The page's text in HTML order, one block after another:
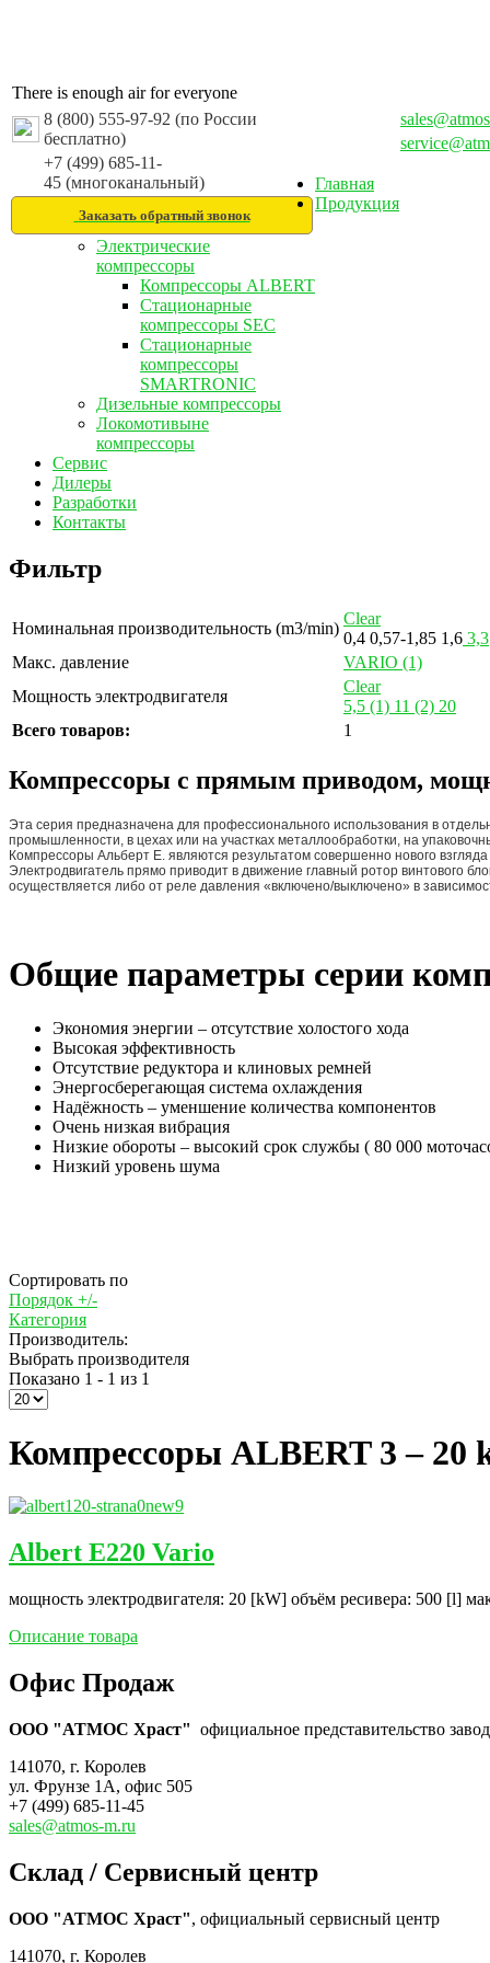
There is enough air for everyone
8 (800) 555-97-92 (по России
бесплатно)
+7 (499) 685-11-
45 (многоканальный)
Заказать обратный звонок
Главная
Продукция
Электрические
компрессоры
Компрессоры ALBERT
Стационарные
компрессоры SEC
Стационарные
компрессоры
SMARTRONIC
Дизельные компрессоры
Локомотивыне
компрессоры
Сервис
Дилеры
Разработки
Контакты
Фильтр
Номинальная производительность (m3/min)
Clear
0,4 0,57-1,85 1,6 3,3
Макс. давление
VARIO (1)
Мощность электродвигателя
Clear
5,5 (1) 11 (2) 20
Всего товаров:
1
Компрессоры с прямым приводом,
Эта серия предназначена для профессионального использования в
промышленности, в цехах или на участках металлообработки, на
Компрессоры Альберт E. являются результатом совершенно нового
Электродвигатель прямо приводит в движение главный ротор винтового
осуществляется либо от реле давления «включено/выключено» в
Общие параметры серии
Экономия энергии – отсутствие холостого хода
Высокая эффективность
Отсутствие редуктора и клиновых ремней
Энергосберегающая система охлаждения
Надёжность – уменшение количества компонентов
Очень низкая вибрация
Низкие обороты – высокий срок службы ( 80 000
Низкий уровень шума
Сортировать по
Порядок +/-
Категория
Производитель:
Выбрать производителя
Показано 1 - 1 из 1
Компрессоры ALBERT 3 – 20
Albert E220 Vario
мощность электродвигателя: 20 [kW] объём ресивера: 500 [l]
Описание товара
Офис Продаж
ООО "АТМОС Храст" официальное представительство
141070, г. Королев
ул. Фрунзе 1А, офис 505
+7 (499) 685-11-45
sales@atmos-m.ru
Склад / Сервисный центр
ООО "АТМОС Храст", официальный сервисный центр
141070, г. Королев